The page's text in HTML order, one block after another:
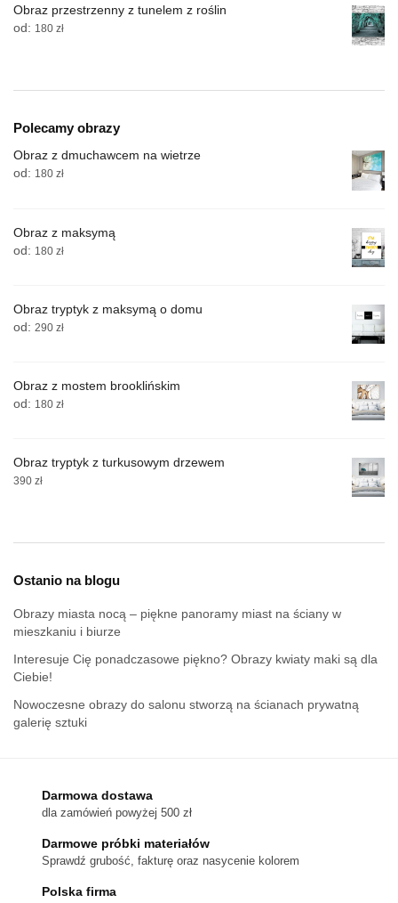
Obraz przestrzenny z tunelem z roślin
od: 180 zł
Polecamy obrazy
Obraz z dmuchawcem na wietrze
od: 180 zł
Obraz z maksymą
od: 180 zł
Obraz tryptyk z maksymą o domu
od: 290 zł
Obraz z mostem brooklińskim
od: 180 zł
Obraz tryptyk z turkusowym drzewem
390 zł
Ostanio na blogu
Obrazy miasta nocą – piękne panoramy miast na ściany w
mieszkaniu i biurze
Interesuje Cię ponadczasowe piękno? Obrazy kwiaty maki są dla
Ciebie!
Nowoczesne obrazy do salonu stworzą na ścianach prywatną
galerię sztuki
Darmowa dostawa
dla zamówień powyżej 500 zł
Darmowe próbki materiałów
Sprawdź grubość, fakturę oraz nasycenie kolorem
Polska firma